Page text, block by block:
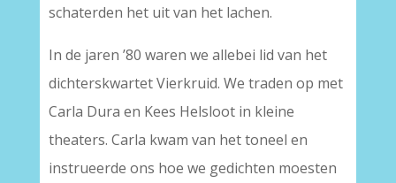
schaterden het uit van het lachen.
In de jaren ’80 waren we allebei lid van het
dichterskwartet Vierkruid. We traden op met
Carla Dura en Kees Helsloot in kleine
theaters. Carla kwam van het toneel en
instrueerde ons hoe we gedichten moesten